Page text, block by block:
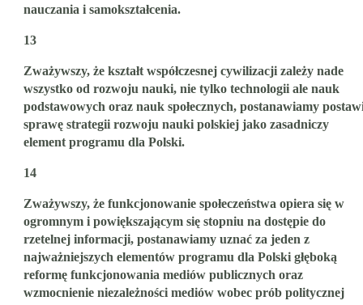
nauczania i samokształcenia.
13
Zważywszy, że kształt współczesnej cywilizacji zależy nade
wszystko od rozwoju nauki, nie tylko technologii ale nauk
podstawowych oraz nauk społecznych, postanawiamy
sprawę strategii rozwoju nauki polskiej jako zasadniczy
element programu dla Polski.
14
Zważywszy, że funkcjonowanie społeczeństwa opiera się w
ogromnym i powiększającym się stopniu na dostępie do
rzetelnej informacji, postanawiamy uznać za jeden z
najważniejszych elementów programu dla Polski głęboką
reformę funkcjonowania mediów publicznych oraz
wzmocnienie niezależności mediów wobec prób politycznej